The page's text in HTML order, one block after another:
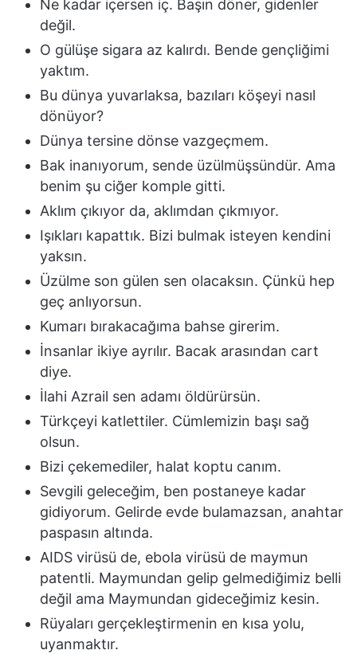
Ne kadar içersen iç. Başın döner, gidenler
değil.
O gülüşe sigara az kalırdı. Bende gençliğimi
yaktım.
Bu dünya yuvarlaksa, bazıları köşeyi nasıl
dönüyor?
Dünya tersine dönse vazgeçmem.
Bak inanıyorum, sende üzülmüşsündür. Ama
benim şu ciğer komple gitti.
Aklım çıkıyor da, aklımdan çıkmıyor.
Işıkları kapattık. Bizi bulmak isteyen kendini
yaksın.
Üzülme son gülen sen olacaksın. Çünkü hep
geç anlıyorsun.
Kumarı bırakacağıma bahse girerim.
İnsanlar ikiye ayrılır. Bacak arasından cart
diye.
İlahi Azrail sen adamı öldürürsün.
Türkçeyi katlettiler. Cümlemizin başı sağ
olsun.
Bizi çekemediler, halat koptu canım.
Sevgili geleceğim, ben postaneye kadar
gidiyorum. Gelirde evde bulamazsan, anahtar
paspasın altında.
AIDS virüsü de, ebola virüsü de maymun
patentli. Maymundan gelip gelmediğimiz belli
değil ama Maymundan gideceğimiz kesin.
Rüyaları gerçekleştirmenin en kısa yolu,
uyanmaktır.